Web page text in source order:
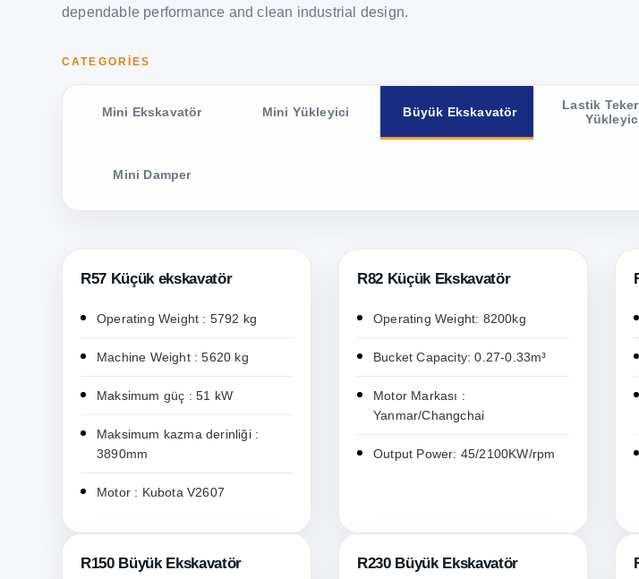
dependable performance and clean industrial design.
CATEGORIES
Mini Ekskavatör Mini Yükleyici Büyük Ekskavatör
Lastik
Mini Damper
R57 Küçük ekskavatör
Operating Weight : 5792 kg
Machine Weight : 5620 kg
Maksimum güç : 51 kW
Maksimum kazma derinliği :
3890mm
Motor : Kubota V2607
R82 Küçük Ekskavatör
Operating Weight: 8200kg
Bucket Capacity: 0.27-0.33m³
Motor Markası :
Yanmar/Changchai
Output Power: 45/2100KW/rpm
R150 Büyük Ekskavatör R230 Büyük Ekskavatör